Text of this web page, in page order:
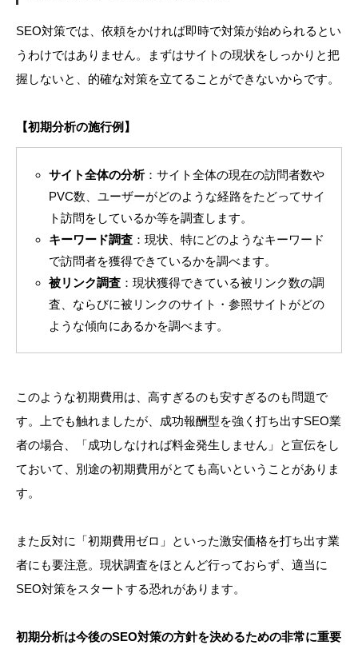
SEO対策では、依頼をかければ即時で対策が始められるとい
うわけではありません。まずはサイトの現状をしっかりと把
握しないと、的確な対策を立てることができないからです。
【初期分析の施行例】
サイト全体の分析：サイト全体の現在の訪問者数や
PVC数、ユーザーがどのような経路をたどってサイ
ト訪問をしているか等を調査します。
キーワード調査 ：現状、特にどのようなキーワード
で訪問者を獲得できているかを調べます。
被リンク調査 ：現状獲得できている被リンク数の調
査、ならびに被リンクのサイト・参照サイトがどの
ような傾向にあるかを調べます。
このような初期費用は、高すぎるのも安すぎるのも問題で
す。上でも触れましたが、成功報酬型を強く打ち出すSEO業
者の場合、「成功しなければ料金発生しません」と宣伝をし
ておいて、別途の初期費用がとても高いということがありま
す。
また反対に「初期費用ゼロ」といった激安価格を打ち出す業
者にも要注意。現状調査をほとんど行っておらず、適当に
SEO対策をスタートする恐れがあります。
初期分析は今後のSEO対策の方針を決めるための非常に重要